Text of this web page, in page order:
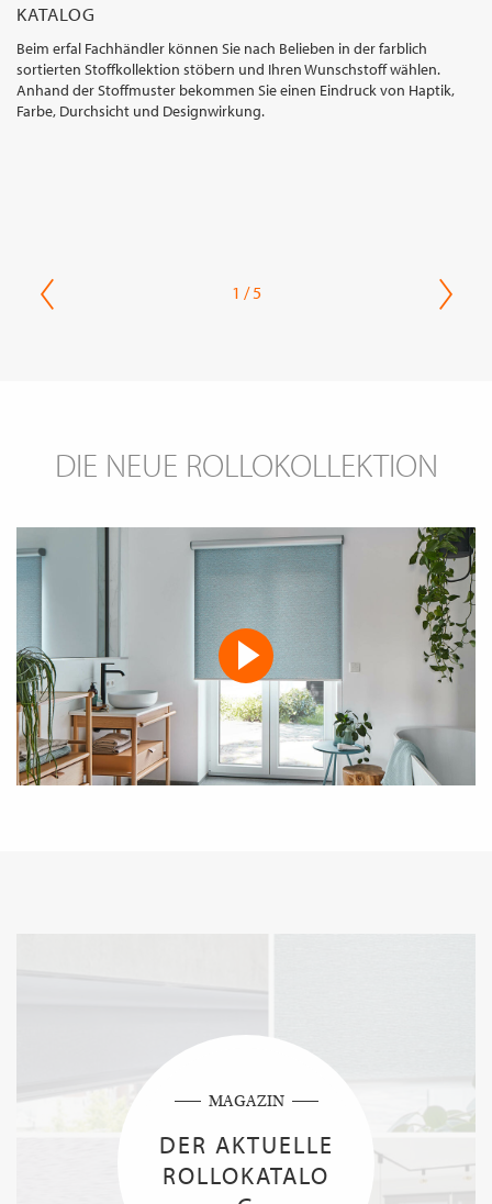
1 / 5
KATALOG
Beim erfal Fachhändler können Sie nach Belieben in der farblich
sortierten Stoffkollektion stöbern und Ihren Wunschstoff wählen.
Anhand der Stoffmuster bekommen Sie einen Eindruck von Haptik,
Farbe, Durchsicht und Designwirkung.
DIE NEUE ROLLOKOLLEKTION
MAGAZIN
DER AKTUELLE
ROLLOKATALO